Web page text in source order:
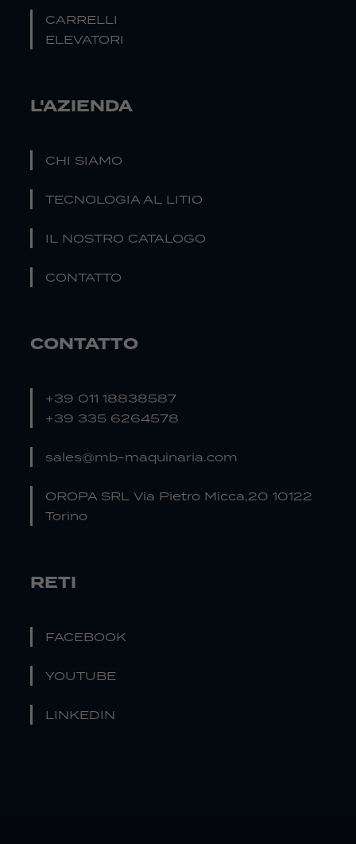
CARRELLI
ELEVATORI
L'AZIENDA
CHI SIAMO
TECNOLOGIA AL LITIO
IL NOSTRO CATALOGO
CONTATTO
CONTATTO
+39 011 18838587
+39 335 6264578
sales@mb-maquinaria.com
OROPA SRL Via Pietro Micca,20 10122
Torino
RETI
FACEBOOK
YOUTUBE
LINKEDIN